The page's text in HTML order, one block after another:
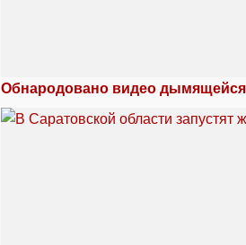
Обнародовано видео дымящейся